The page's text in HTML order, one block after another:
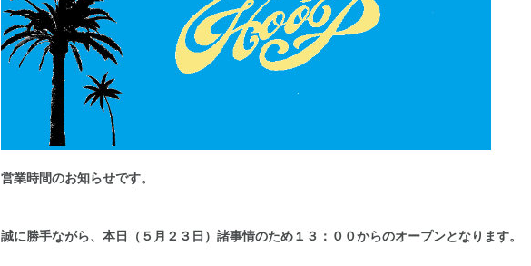
営業時間のお知らせです。
誠に勝手ながら、本日（５月２３日）諸事情のため１３：００からのオープンとなります。